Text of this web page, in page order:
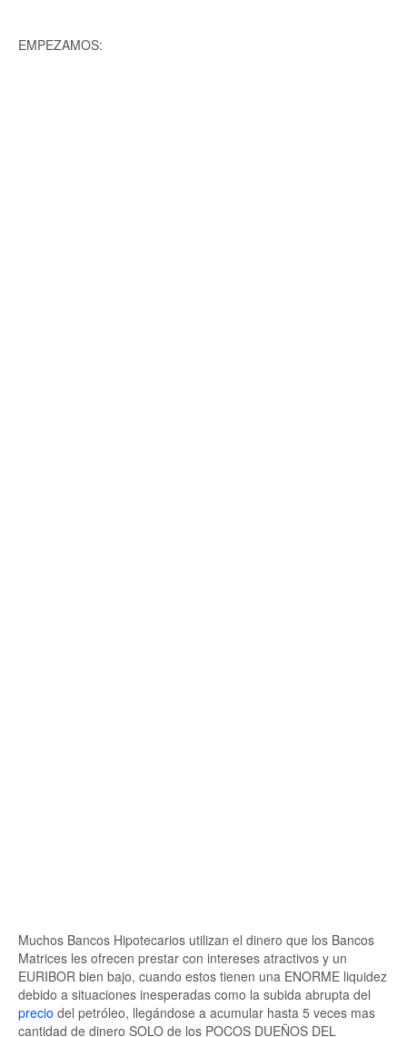
EMPEZAMOS:
Muchos Bancos Hipotecarios utilizan el dinero que los Bancos
Matrices les ofrecen prestar con intereses atractivos y un
EURIBOR bien bajo, cuando estos tienen una ENORME liquidez
debido a situaciones inesperadas como la subida abrupta del
precio del petróleo, llegándose a acumular hasta 5 veces mas
cantidad de dinero SOLO de los POCOS DUEÑOS DEL